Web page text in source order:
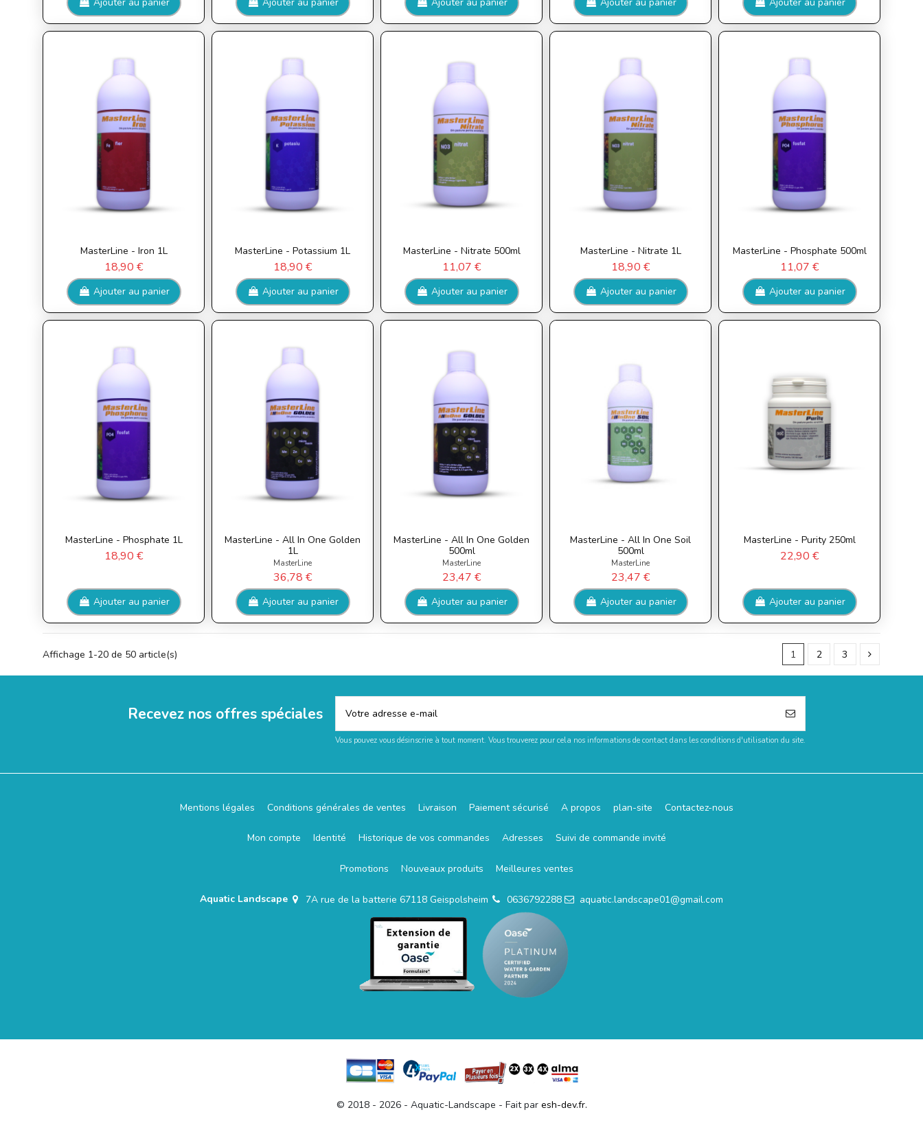
Ajouter au panier Ajouter au panier Ajouter au panier Ajouter au panier Ajouter au panier
MasterLine - Iron 1L
18,90 €
Ajouter au panier
MasterLine - Potassium 1L
18,90 €
Ajouter au panier
MasterLine - Nitrate 500ml
11,07 €
Ajouter au panier
MasterLine - Nitrate 1L
18,90 €
Ajouter au panier
MasterLine - Phosphate 500ml
11,07 €
Ajouter au panier
MasterLine - Phosphate 1L
18,90 €
Ajouter au panier
MasterLine - All In One Golden
1L
MasterLine
36,78 €
Ajouter au panier
MasterLine - All In One Golden
500ml
MasterLine
23,47 €
Ajouter au panier
MasterLine - All In One Soil
500ml
MasterLine
23,47 €
Ajouter au panier
MasterLine - Purity 250ml
22,90 €
Ajouter au panier
Affichage 1-20 de 50 article(s) 1 2 3
Recevez nos offres spéciales
Vous pouvez vous désinscrire à tout moment. Vous trouverez pour cela nos informations de contact dans les conditions d'utilisation du site.
Mentions légales Conditions générales de ventes Livraison Paiement sécurisé A propos plan-site Contactez-nous
Mon compte Identité Historique de vos commandes Adresses Suivi de commande invité
Promotions Nouveaux produits Meilleures ventes
Aquatic Landscape 7A rue de la batterie 67118 Geispolsheim 0636792288 aquatic.landscape01@gmail.com
© 2018 - 2026 - Aquatic-Landscape - Fait par esh-dev.fr.